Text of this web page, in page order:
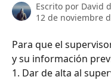
Escrito por David
12 de noviembre
Para que el
y su información
1. Dar de alta al